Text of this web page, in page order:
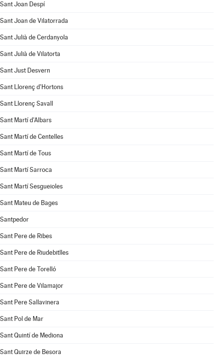
Sant Joan Despí
Sant Joan de Vilatorrada
Sant Julià de Cerdanyola
Sant Julià de Vilatorta
Sant Just Desvern
Sant Llorenç d'Hortons
Sant Llorenç Savall
Sant Martí d'Albars
Sant Martí de Centelles
Sant Martí de Tous
Sant Martí Sarroca
Sant Martí Sesgueioles
Sant Mateu de Bages
Santpedor
Sant Pere de Ribes
Sant Pere de Riudebitlles
Sant Pere de Torelló
Sant Pere de Vilamajor
Sant Pere Sallavinera
Sant Pol de Mar
Sant Quintí de Mediona
Sant Quirze de Besora